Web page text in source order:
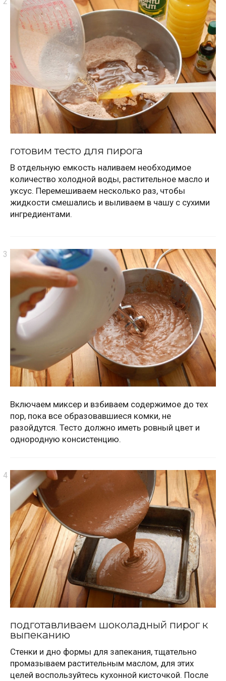
готовим тесто для пирога
В отдельную емкость наливаем необходимое
количество холодной воды, растительное масло и
уксус. Перемешиваем несколько раз, чтобы
жидкости смешались и выливаем в чашу с сухими
ингредиентами.
Включаем миксер и взбиваем содержимое до тех
пор, пока все образовавшиеся комки, не
разойдутся. Тесто должно иметь ровный цвет и
однородную консистенцию.
подготавливаем шоколадный пирог к
выпеканию
Стенки и дно формы для запекания, тщательно
промазываем растительным маслом, для этих
целей воспользуйтесь кухонной кисточкой. После